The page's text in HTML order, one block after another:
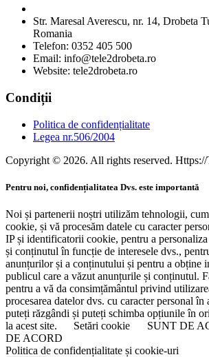
Str. Maresal Averescu, nr. 14, Drobeta
Romania
Telefon: 0352 405 500
Email: info@tele2drobeta.ro
Website: tele2drobeta.ro
Condiții
Politica de confidențialitate
Legea nr.506/2004
Copyright © 2026. All rights reserved.
Pentru noi, confidențialitatea Dvs. este importantă
Noi și partenerii noștri utilizăm tehnologii,
cookie, și vă procesăm datele cu caracter
IP și identificatorii cookie, pentru a
și conținutul în funcție de interesele dvs.,
anunțurilor și a conținutului și pentru a obține
publicul care a văzut anunțurile și conținutul.
pentru a vă da consimțământul privind
procesarea datelor dvs. cu caracter personal în
puteți răzgândi și puteți schimba opțiunile în
la acest site.
Setări cookie SUNT DE
DE ACORD
Politica de confidențialitate și cookie-uri